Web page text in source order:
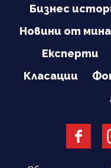
Бизнес
Новини от
Експерти
Класации